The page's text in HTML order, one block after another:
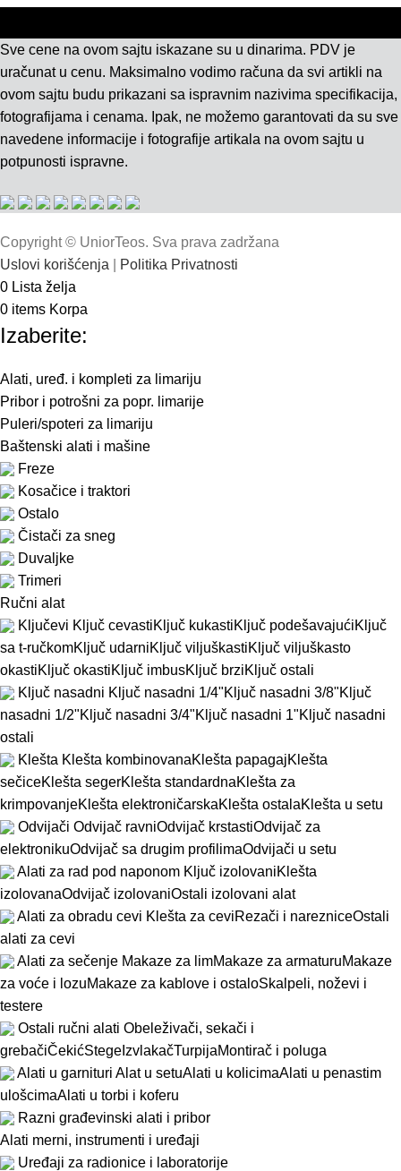
Sve cene na ovom sajtu iskazane su u dinarima. PDV je
uračunat u cenu. Maksimalno vodimo računa da svi artikli na
ovom sajtu budu prikazani sa ispravnim nazivima specifikacija,
fotografijama i cenama. Ipak, ne možemo garantovati da su sve
navedene informacije i fotografije artikala na ovom sajtu u
potpunosti ispravne.
Copyright © UniorTeos. Sva prava zadržana
Uslovi korišćenja
Politika Privatnosti
0 Lista želja
0 items Korpa
Izaberite:
Alati, uređ. i kompleti za limariju
Pribor i potrošni za popr. limarije
Puleri/spoteri za limariju
Baštenski alati i mašine
Freze
Kosačice i traktori
Ostalo
Čistači za sneg
Duvaljke
Trimeri
Ručni alat
Ključevi Ključ cevastiKljuč kukastiKljuč podešavajućiKljuč
sa t-ručkomKljuč udarniKljuč viljuškastiKljuč viljuškasto
okastiKljuč okastiKljuč imbusKljuč brziKljuč ostali
Ključ nasadni Ključ nasadni 1/4"Ključ nasadni 3/8"Ključ
nasadni 1/2"Ključ nasadni 3/4"Ključ nasadni 1"Ključ nasadni
ostali
Klešta Klešta kombinovanaKlešta papagajKlešta
sečiceKlešta segerKlešta standardnaKlešta za
krimpovanjeKlešta elektroničarskaKlešta ostalaKlešta u setu
Odvijači Odvijač ravniOdvijač krstastiOdvijač za
elektronikuOdvijač sa drugim profilimaOdvijači u setu
Alati za rad pod naponom Ključ izolovaniKlešta
izolovanaOdvijač izolovaniOstali izolovani alat
Alati za obradu cevi Klešta za ceviRezači i narezniceOstali
alati za cevi
Alati za sečenje Makaze za limMakaze za armaturuMakaze
za voće i lozuMakaze za kablove i ostaloSkalpeli, noževi i
testere
Ostali ručni alati Obeleživači, sekači i
grebačiČekićStege IzvlakačTurpijaMontirač i poluga
Alati u garnituri Alat u setuAlati u kolicimaAlati u penastim
ulošcimaAlati u torbi i koferu
Razni građevinski alati i pribor
Alati merni, instrumenti i uređaji
Uređaji za radionice i laboratorije